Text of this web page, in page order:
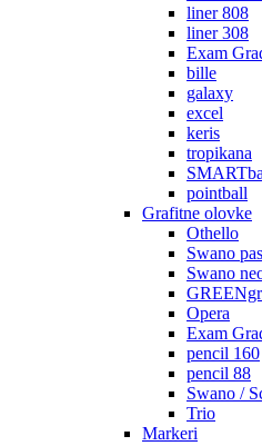
liner 808
liner 308
Exam
bille
galaxy
excel
keris
tropikana
pointball
Grafitne olovke
Othello
Swano
Swano
Opera
Exam
pencil 160
pencil 88
Swano /
Trio
Markeri